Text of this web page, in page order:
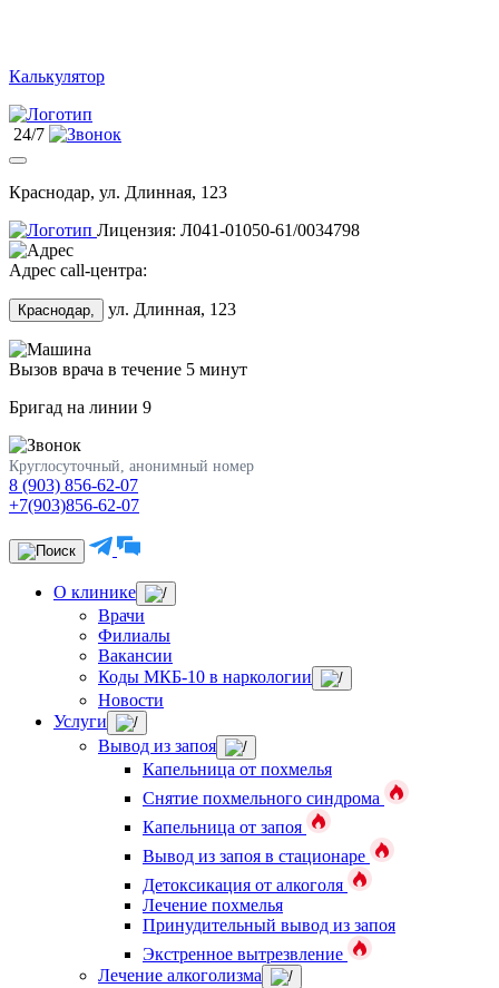
Калькулятор
24/7
Краснодар, ул. Длинная, 123
Лицензия: Л041-01050-61/0034798
Адрес call-центра:
Краснодар, ул. Длинная, 123
Вызов врача в течение 5 минут
Бригад на линии 9
Круглосуточный, анонимный номер
8 (903) 856-62-07
+7(903)856-62-07
О клинике
Врачи
Филиалы
Вакансии
Коды МКБ-10 в наркологии
Новости
Услуги
Вывод из запоя
Капельница от похмелья
Снятие похмельного синдрома
Капельница от запоя
Вывод из запоя в стационаре
Детоксикация от алкоголя
Лечение похмелья
Принудительный вывод из запоя
Экстренное вытрезвление
Лечение алкоголизма